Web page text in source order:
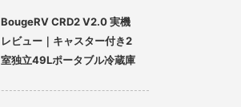
BougeRV CRD2 V2.0 実機
レビュー｜キャスター付き2
室独立49Lポータブル冷蔵庫